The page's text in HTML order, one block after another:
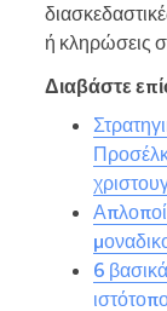
ή κληρώσεις
Διαβάστε
6